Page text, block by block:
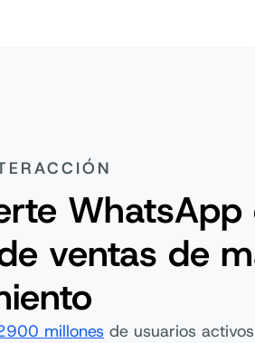
WhatsApp
ventas de
millones de usuarios